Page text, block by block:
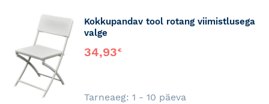
Kokkupandav tool rotang viimistlusega
valge
34,93€
Tarneaeg: 1 - 10 päeva